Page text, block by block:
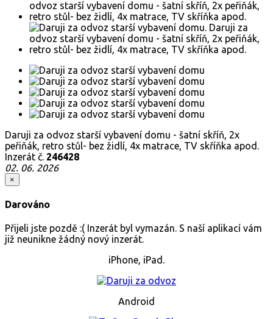
Daruji za odvoz starší vybavení domu - šatní skříň, 2x
peřiňák, retro stůl- bez židlí, 4x matrace, TV skříňka apod.
Inzerát č. 246428
02. 06. 2026
×
Darováno
Přijeli jste pozdě :( Inzerát byl vymazán. S naší aplikací vám
již neunikne žádný nový inzerát.
iPhone, iPad.
Android